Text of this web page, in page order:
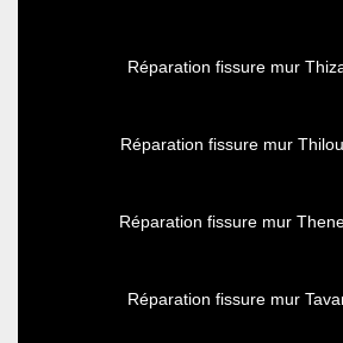
Réparation fissure mur
Réparation fissure mur
Réparation fissure mur
Réparation fissure mur